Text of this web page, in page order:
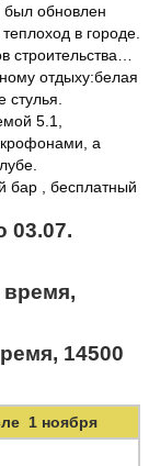
был обновлен
в городе.
строительства…
отдыху:белая
стулья.
5.1,
а
бар , бесплатный
03.07.
время,
14500
1 ноября